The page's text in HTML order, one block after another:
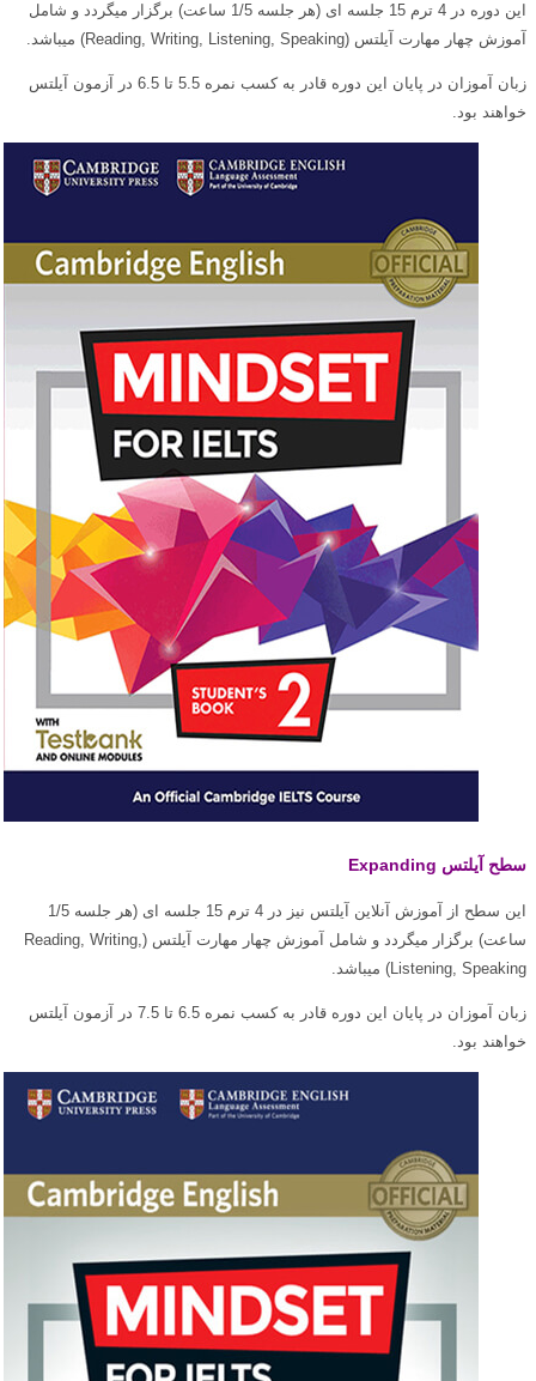
این دوره در 4 ترم 15 جلسه ای (هر جلسه 1/5 ساعت) برگزار میگردد و شامل
آموزش چهار مهارت آیلتس (Reading, Writing, Listening, Speaking) میباشد.
زبان آموزان در پایان این دوره قادر به کسب نمره 5.5 تا 6.5 در آزمون آیلتس
خواهند بود.
سطح آیلتس Expanding
این سطح از آموزش آنلاین آیلتس نیز در 4 ترم 15 جلسه ای (هر جلسه 1/5
ساعت) برگزار میگردد و شامل آموزش چهار مهارت آیلتس (Reading, Writing,
Listening, Speaking) میباشد.
زبان آموزان در پایان این دوره قادر به کسب نمره 6.5 تا 7.5 در آزمون آیلتس
خواهند بود.